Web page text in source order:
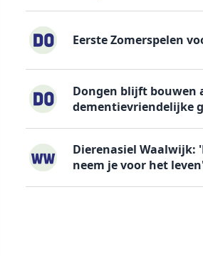
Eerste Zomerspelen
Dongen blijft bouwen
dementievriendelijke
Dierenasiel Waalwijk:
neem je voor het